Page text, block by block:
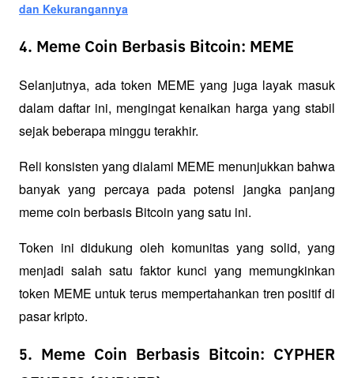
dan Kekurangannya
4. Meme Coin Berbasis Bitcoin: MEME
Selanjutnya, ada token MEME yang juga layak masuk
dalam daftar ini, mengingat kenaikan harga yang stabil
sejak beberapa minggu terakhir.
Reli konsisten yang dialami MEME menunjukkan bahwa
banyak yang percaya pada potensi jangka panjang
meme coin berbasis Bitcoin yang satu ini.
Token ini didukung oleh komunitas yang solid, yang
menjadi salah satu faktor kunci yang memungkinkan
token MEME untuk terus mempertahankan tren positif di
pasar kripto.
5. Meme Coin Berbasis Bitcoin: CYPHER